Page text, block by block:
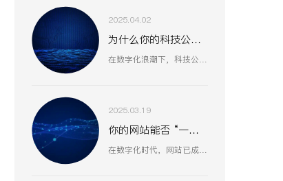
2025.04.02
为什么你的科技公司官网留不住客户？
在数字化浪潮下，科技公司网站不仅是展示企业形象的窗口，更是连接客户、合作伙伴和人才的重要桥梁。一个专业、高效的网站能够显著提升企业竞争力，助力业务增长。
2025.03.19
你的网站能否 “一击即中” 用户心？
在数字化时代，网站已成为企业与用户沟通的关键桥梁。但在众多网站中，真正能精准把握用户需求、提供卓越用户体验的却为数不多。